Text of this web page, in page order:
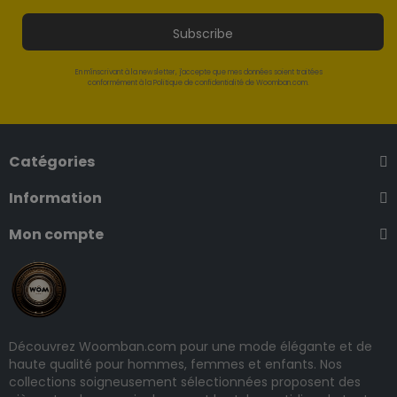
Subscribe
En m'inscrivant à la newsletter, j'accepte que mes données soient traitées
conformément à la Politique de confidentialité de Woomban.com.
Catégories
Information
Mon compte
Découvrez Woomban.com pour une mode élégante et de
haute qualité pour hommes, femmes et enfants. Nos
collections soigneusement sélectionnées proposent des